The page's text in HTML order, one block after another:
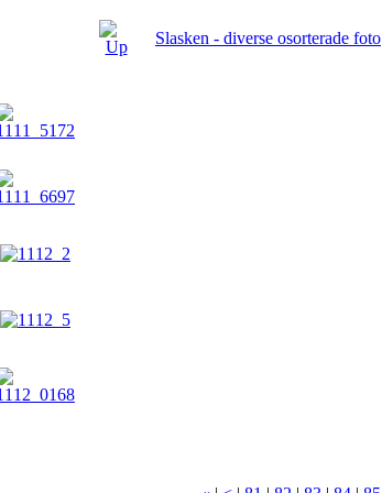
Slasken - diverse osorterade foto